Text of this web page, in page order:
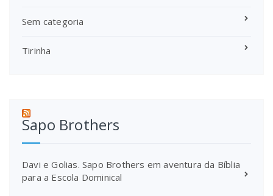
Sem categoria
Tirinha
Sapo Brothers
Davi e Golias. Sapo Brothers em aventura da Bíblia
para a Escola Dominical